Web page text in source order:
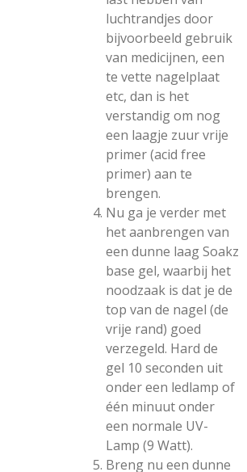
luchtrandjes door
bijvoorbeeld gebruik
van medicijnen, een
te vette nagelplaat
etc, dan is het
verstandig om nog
een laagje zuur vrije
primer (acid free
primer) aan te
brengen.
Nu ga je verder met
het aanbrengen van
een dunne laag Soakz
base gel, waarbij het
noodzaak is dat je de
top van de nagel (de
vrije rand) goed
verzegeld. Hard de
gel 10 seconden uit
onder een ledlamp of
één minuut onder
een normale UV-
Lamp (9 Watt).
Breng nu een dunne